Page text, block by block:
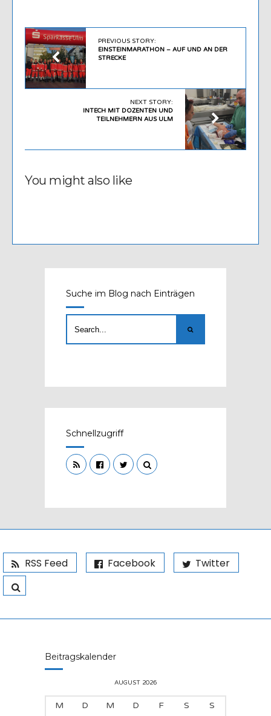
PREVIOUS STORY:
EINSTEINMARATHON – AUF UND AN DER
STRECKE
NEXT STORY:
INTECH MIT DOZENTEN UND
TEILNEHMERN AUS ULM
You might also like
Suche im Blog nach Einträgen
Schnellzugriff
RSS Feed Facebook Twitter
Beitragskalender
AUGUST 2026
M D M D F S S